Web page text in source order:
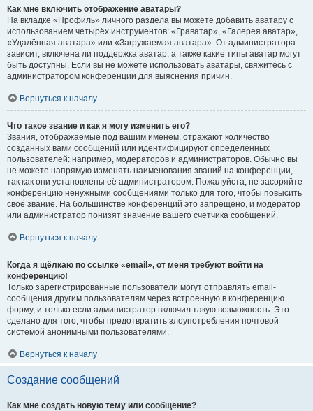
Как мне включить отображение аватары?
На вкладке «Профиль» личного раздела вы можете добавить аватару с
использованием четырёх инструментов: «Граватар», «Галерея аватар»,
«Удалённая аватара» или «Загружаемая аватара». От администратора
зависит, включена ли поддержка аватар, а также какие типы аватар могут
быть доступны. Если вы не можете использовать аватары, свяжитесь с
администратором конференции для выяснения причин.
Вернуться к началу
Что такое звание и как я могу изменить его?
Звания, отображаемые под вашим именем, отражают количество
созданных вами сообщений или идентифицируют определённых
пользователей: например, модераторов и администраторов. Обычно вы
не можете напрямую изменять наименования званий на конференции,
так как они установлены её администратором. Пожалуйста, не засоряйте
конференцию ненужными сообщениями только для того, чтобы повысить
своё звание. На большинстве конференций это запрещено, и модератор
или администратор понизят значение вашего счётчика сообщений.
Вернуться к началу
Когда я щёлкаю по ссылке «email», от меня требуют войти на
конференцию!
Только зарегистрированные пользователи могут отправлять email-
сообщения другим пользователям через встроенную в конференцию
форму, и только если администратор включил такую возможность. Это
сделано для того, чтобы предотвратить злоупотребления почтовой
системой анонимными пользователями.
Вернуться к началу
Создание сообщений
Как мне создать новую тему или сообщение?